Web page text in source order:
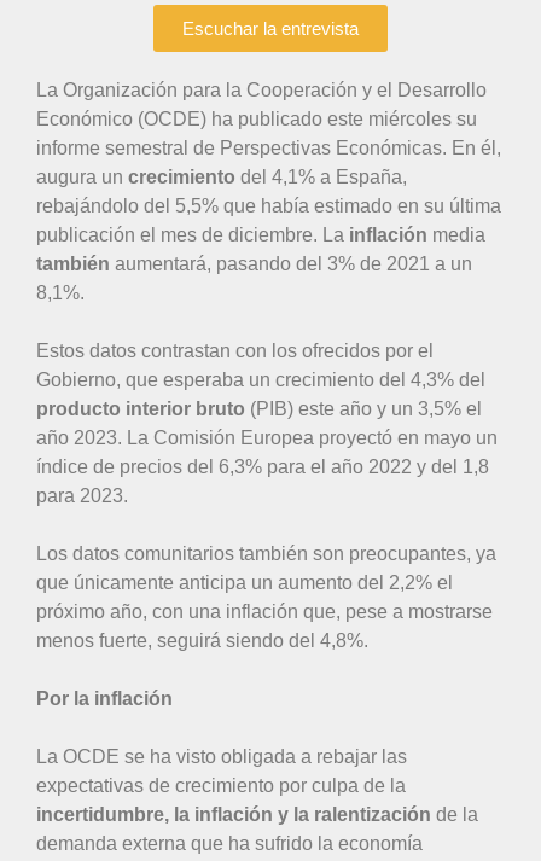
Escuchar la entrevista
La Organización para la Cooperación y el Desarrollo
Económico (OCDE) ha publicado este miércoles su
informe semestral de Perspectivas Económicas. En él,
augura un crecimiento del 4,1% a España,
rebajándolo del 5,5% que había estimado en su última
publicación el mes de diciembre. La inflación media
también aumentará, pasando del 3% de 2021 a un
8,1%.
Estos datos contrastan con los ofrecidos por el
Gobierno, que esperaba un crecimiento del 4,3% del
producto interior bruto (PIB) este año y un 3,5% el
año 2023. La Comisión Europea proyectó en mayo un
índice de precios del 6,3% para el año 2022 y del 1,8
para 2023.
Los datos comunitarios también son preocupantes, ya
que únicamente anticipa un aumento del 2,2% el
próximo año, con una inflación que, pese a mostrarse
menos fuerte, seguirá siendo del 4,8%.
Por la inflación
La OCDE se ha visto obligada a rebajar las
expectativas de crecimiento por culpa de la
incertidumbre, la inflación y la ralentización de la
demanda externa que ha sufrido la economía